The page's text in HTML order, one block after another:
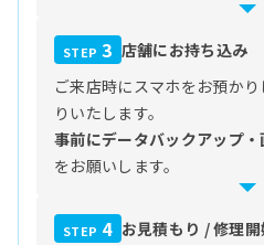
STEP 3 店舗にお持ち込み
ご来店時にスマホをお預か
りいたします。
事前にデータバックアップ
をお願いします。
STEP 4 お見積もり / 修理